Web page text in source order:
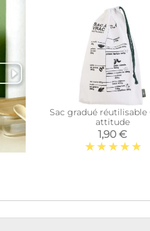
Sac gradué réutilisable
attitude
1,90 €